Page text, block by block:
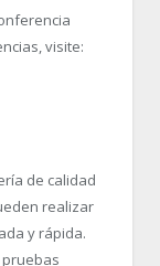
visite:
de calidad
realizar
y rápida.